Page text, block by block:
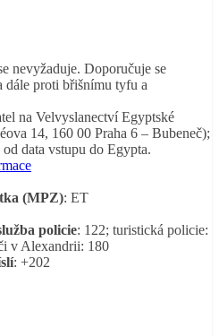
nevyžaduje. Doporučuje se
dále proti břišnímu tyfu a
na Velvyslanectví Egyptské
14, 160 00 Praha 6 – Bubeneč);
data vstupu do Egypta.
(MPZ): ET
policie: 122; turistická policie:
v Alexandrii: 180
: +202